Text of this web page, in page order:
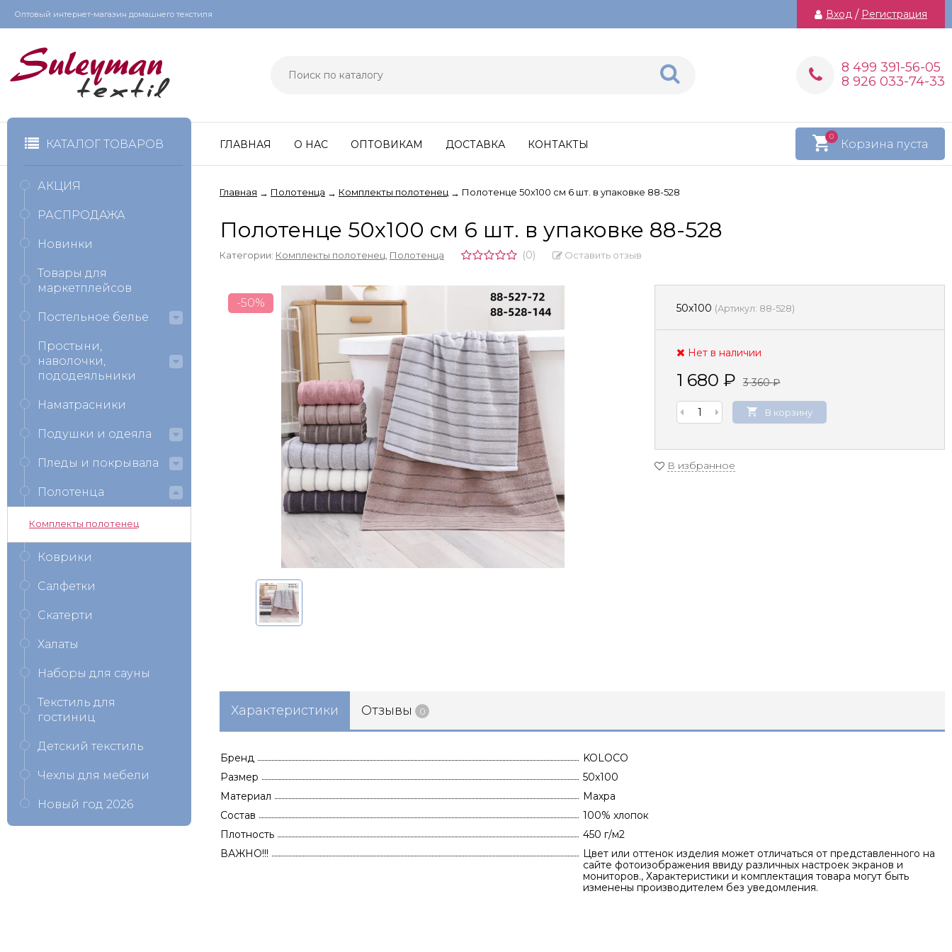
Оптовый интернет-магазин домашнего текстиля Вход / Регистрация
8 499 391-56-05
8 926 033-74-33
КАТАЛОГ ТОВАРОВ Корзина пуста
0
ГЛАВНАЯ О НАС ОПТОВИКАМ ДОСТАВКА КОНТАКТЫ
Главная → Полотенца → Комплекты полотенец → Полотенце 50х100 см 6 шт. в упаковке 88-528
Полотенце 50х100 см 6 шт. в упаковке 88-528
Категории: Комплекты полотенец Полотенца (0) Оставить отзыв
-50% 50х100 (Артикул: 88-528)
Нет в наличии
1 680₽ 3 360₽
В корзину
В избранное
Характеристики Отзывы 0
Бренд
KOLOCO
Размер
50х100
Материал
Махра
Состав
100% хлопок
Плотность
450 г/м2
ВАЖНО!!!
Цвет или оттенок изделия может отличаться от представленного на
сайте фотоизображения ввиду различных настроек экранов и
мониторов., Характеристики и комплектация товара могут быть
изменены производителем без уведомления.
АКЦИЯ
РАСПРОДАЖА
Новинки
Товары для
маркетплейсов
Постельное белье
Простыни,
наволочки,
пододеяльники
Наматрасники
Подушки и одеяла
Пледы и покрывала
Полотенца
Комплекты полотенец
Коврики
Салфетки
Скатерти
Халаты
Наборы для сауны
Текстиль для
гостиниц
Детский текстиль
Чехлы для мебели
Новый год 2026